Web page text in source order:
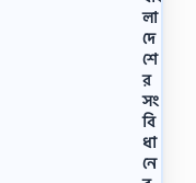
লা
দে
শে
র
সং
বি
ধা
নে